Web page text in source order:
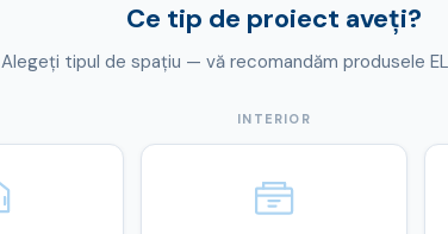
Ce tip de proiect aveți?
Alegeți tipul de spațiu — vă recomandăm produsele
INTERIOR